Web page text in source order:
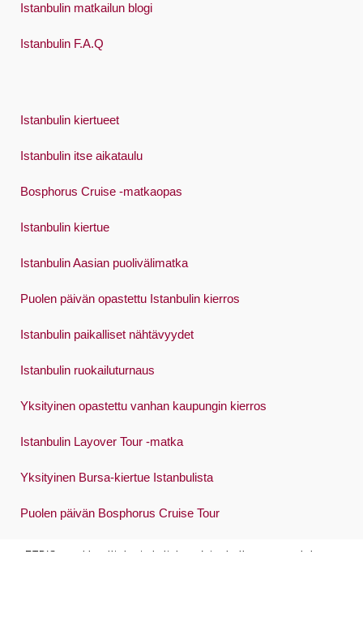
Istanbulin matkailun blogi
Istanbulin F.A.Q
Istanbulin kiertueet
Istanbulin itse aikataulu
Bosphorus Cruise -matkaopas
Istanbulin kiertue
Istanbulin Aasian puolivälimatka
Puolen päivän opastettu Istanbulin kierros
Istanbulin paikalliset nähtävyydet
Istanbulin ruokailuturnaus
Yksityinen opastettu vanhan kaupungin kierros
Istanbulin Layover Tour -matka
Yksityinen Bursa-kiertue Istanbulista
Puolen päivän Bosphorus Cruise Tour
ETBIS on akkreditoinut yksityisen Istanbulin oppaan, joka on